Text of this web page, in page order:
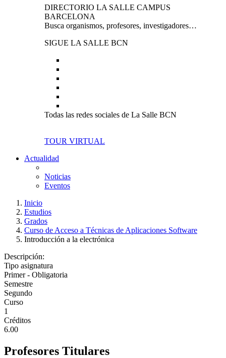
DIRECTORIO LA SALLE CAMPUS
BARCELONA
Busca organismos, profesores, investigadores…
SIGUE LA SALLE BCN
Todas las redes sociales de La Salle BCN
TOUR VIRTUAL
Actualidad
Noticias
Eventos
Inicio
Estudios
Grados
Curso de Acceso a Técnicas de Aplicaciones Software
Introducción a la electrónica
Descripción:
Tipo asignatura
Primer - Obligatoria
Semestre
Segundo
Curso
1
Créditos
6.00
Profesores Titulares